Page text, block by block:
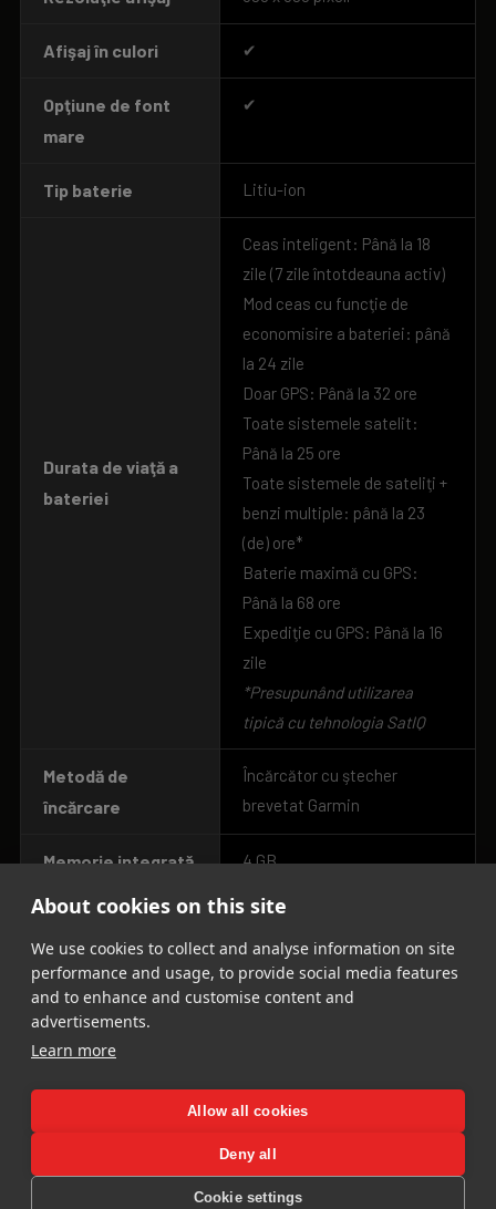
About cookies on this site
We use cookies to collect and analyse information on site
performance and usage, to provide social media features
and to enhance and customise content and
advertisements.
Learn more
Allow all cookies
Deny all
Cookie settings
Afişaj în culori ✔
Opţiune de font
mare
✔
Tip baterie Litiu-ion
Durata de viaţă a
bateriei
Ceas inteligent: Până la 18
zile (7 zile întotdeauna activ)
Mod ceas cu funcţie de
economisire a bateriei: până
la 24 zile
Doar GPS: Până la 32 ore
Toate sistemele satelit:
Până la 25 ore
Toate sistemele de sateliţi +
benzi multiple: până la 23
(de) ore*
Baterie maximă cu GPS:
Până la 68 ore
Expediţie cu GPS: Până la 16
zile
*Presupunând utilizarea
tipică cu tehnologia SatIQ
Metodă de
încărcare
Încărcător cu ştecher
brevetat Garmin
Memorie integrată 4 GB